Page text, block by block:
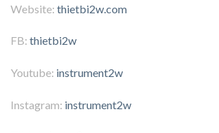
Website: thietbi2w.com
FB: thietbi2w
Youtube: instrument2w
Instagram: instrument2w